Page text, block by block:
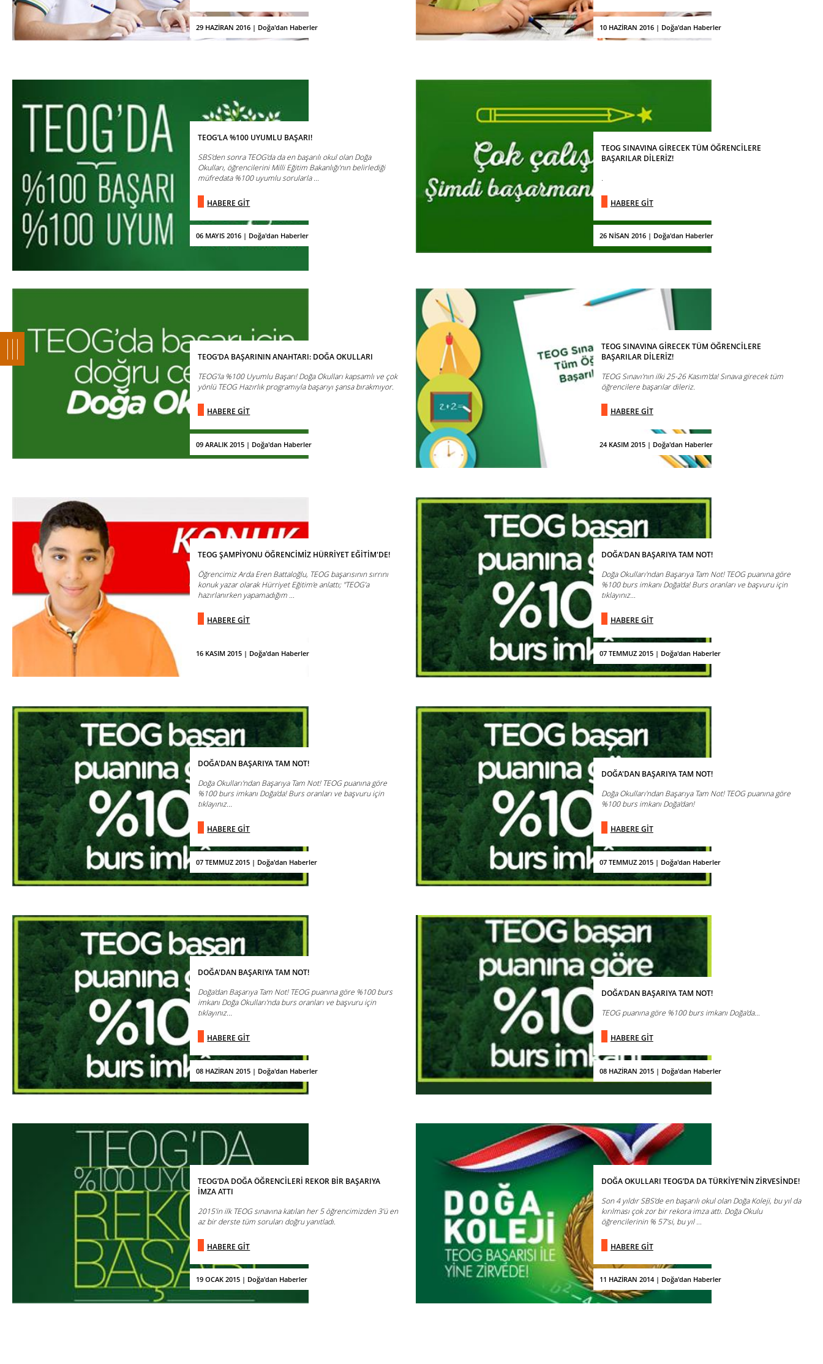
29 HAZİRAN 2016 | Doğa'dan Haberler 10 HAZİRAN 2016 | Doğa'dan Haberler
06 MAYIS 2016 | Doğa'dan Haberler
TEOG’LA %100 UYUMLU BAŞARI!
SBS’den sonra TEOG’da da en başarılı okul olan Doğa
Okulları, öğrencilerini Milli Eğitim Bakanlığı’nın belirlediği
müfredata %100 uyumlu sorularla ...
HABERE GİT
26 NİSAN 2016 | Doğa'dan Haberler
TEOG SINAVINA GİRECEK TÜM ÖĞRENCİLERE
BAŞARILAR DİLERİZ!
.
HABERE GİT
09 ARALIK 2015 | Doğa'dan Haberler
TEOG’DA BAŞARININ ANAHTARI: DOĞA OKULLARI
TEOG’la %100 Uyumlu Başarı! Doğa Okulları kapsamlı ve çok
yönlü TEOG Hazırlık programıyla başarıyı şansa bırakmıyor.
HABERE GİT
24 KASIM 2015 | Doğa'dan Haberler
TEOG SINAVINA GİRECEK TÜM ÖĞRENCİLERE
BAŞARILAR DİLERİZ!
TEOG Sınavı'nın ilki 25-26 Kasım'da! Sınava girecek tüm
öğrencilere başarılar dileriz.
HABERE GİT
16 KASIM 2015 | Doğa'dan Haberler
TEOG ŞAMPİYONU ÖĞRENCİMİZ HÜRRİYET EĞİTİM'DE!
Öğrencimiz Arda Eren Battaloğlu, TEOG başarısının sırrını
konuk yazar olarak Hürriyet Eğitim'e anlattı; "TEOG’a
hazırlanırken yapamadığım ...
HABERE GİT
07 TEMMUZ 2015 | Doğa'dan Haberler
DOĞA'DAN BAŞARIYA TAM NOT!
Doğa Okulları'ndan Başarıya Tam Not! TEOG puanına göre
%100 burs imkanı Doğa'da! Burs oranları ve başvuru için
tıklayınız...
HABERE GİT
07 TEMMUZ 2015 | Doğa'dan Haberler
DOĞA'DAN BAŞARIYA TAM NOT!
Doğa Okulları'ndan Başarıya Tam Not! TEOG puanına göre
%100 burs imkanı Doğa'da! Burs oranları ve başvuru için
tıklayınız...
HABERE GİT
07 TEMMUZ 2015 | Doğa'dan Haberler
DOĞA'DAN BAŞARIYA TAM NOT!
Doğa Okulları'ndan Başarıya Tam Not! TEOG puanına göre
%100 burs imkanı Doğa'dan!
HABERE GİT
08 HAZİRAN 2015 | Doğa'dan Haberler
DOĞA'DAN BAŞARIYA TAM NOT!
Doğa'dan Başarıya Tam Not! TEOG puanına göre %100 burs
imkanı Doğa Okulları'nda burs oranları ve başvuru için
tıklayınız...
HABERE GİT
08 HAZİRAN 2015 | Doğa'dan Haberler
DOĞA'DAN BAŞARIYA TAM NOT!
TEOG puanına göre %100 burs imkanı Doğa'da...
HABERE GİT
19 OCAK 2015 | Doğa'dan Haberler
TEOG’DA DOĞA ÖĞRENCİLERİ REKOR BİR BAŞARIYA
İMZA ATTI
2015'in ilk TEOG sınavına katılan her 5 öğrencimizden 3’ü en
az bir derste tüm soruları doğru yanıtladı.
HABERE GİT
11 HAZİRAN 2014 | Doğa'dan Haberler
DOĞA OKULLARI TEOG’DA DA TÜRKİYE’NİN ZİRVESİNDE!
Son 4 yıldır SBS’de en başarılı okul olan Doğa Koleji, bu yıl da
kırılması çok zor bir rekora imza attı. Doğa Okulu
öğrencilerinin % 57’si, bu yıl ...
HABERE GİT